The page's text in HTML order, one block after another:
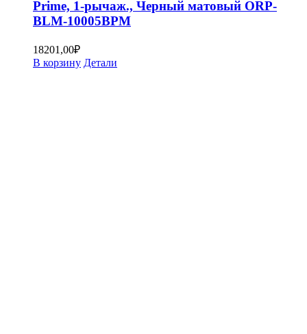
Prime, 1-рычаж., Черный матовый ORP-
BLM-10005BPM
18201,00₽
В корзину Детали